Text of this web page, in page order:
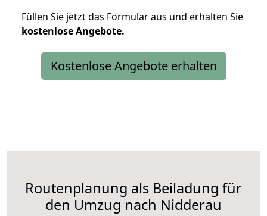
Füllen Sie jetzt das Formular aus und erhalten Sie
kostenloseAngebote.
Kostenlose Angebote erhalten
Routenplanung als Beiladung für
den Umzug nach Nidderau